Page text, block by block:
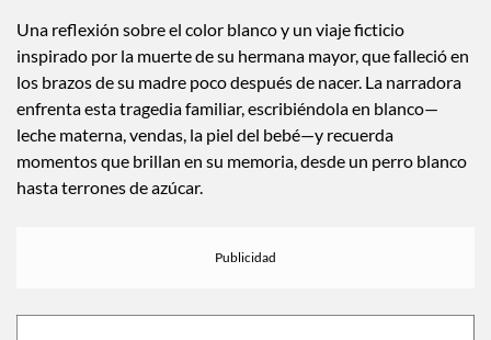
Una reflexión sobre el color blanco y un viaje ficticio
inspirado por la muerte de su hermana mayor, que falleció en
los brazos de su madre poco después de nacer. La narradora
enfrenta esta tragedia familiar, escribiéndola en blanco—
leche materna, vendas, la piel del bebé—y recuerda
momentos que brillan en su memoria, desde un perro blanco
hasta terrones de azúcar.